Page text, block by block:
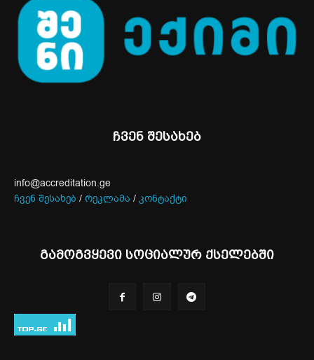
ჩვენ შესახებ
info@accreditation.ge
ჩვენ შესახებ / რეკლამა / კონტაქტი
გამოგვყევი სოციალურ ქსელებში